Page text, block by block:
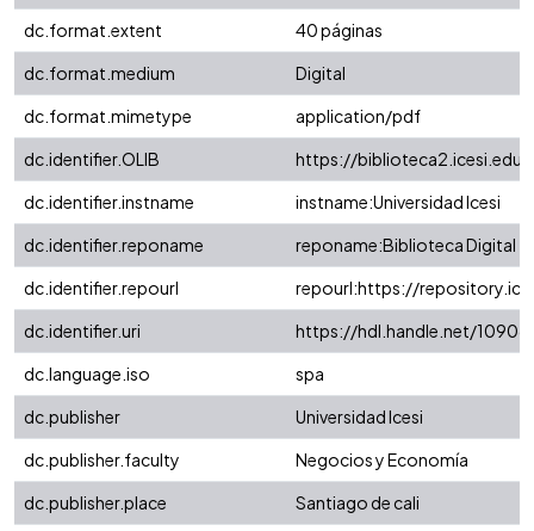
dc.format.extent
40 páginas
dc.format.medium
Digital
dc.format.mimetype
application/pdf
dc.identifier.OLIB
https://
dc.identifier.instname
instname:Universidad Icesi
dc.identifier.reponame
reponame:Biblioteca Digital
dc.identifier.repourl
repourl:https://
dc.identifier.uri
https://hdl.handle.net/
dc.language.iso
spa
dc.publisher
Universidad Icesi
dc.publisher.faculty
Negocios y Economía
dc.publisher.place
Santiago de cali